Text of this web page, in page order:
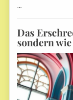
…
Das
sondern